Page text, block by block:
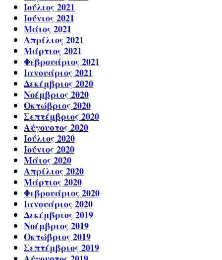
Ιούλιος 2021
Ιούνιος 2021
Μάιος 2021
Απρίλιος 2021
Μάρτιος 2021
Φεβρουάριος 2021
Ιανουάριος 2021
Δεκέμβριος 2020
Νοέμβριος 2020
Οκτώβριος 2020
Σεπτέμβριος 2020
Αύγουστος 2020
Ιούλιος 2020
Ιούνιος 2020
Μάιος 2020
Απρίλιος 2020
Μάρτιος 2020
Φεβρουάριος 2020
Ιανουάριος 2020
Δεκέμβριος 2019
Νοέμβριος 2019
Οκτώβριος 2019
Σεπτέμβριος 2019